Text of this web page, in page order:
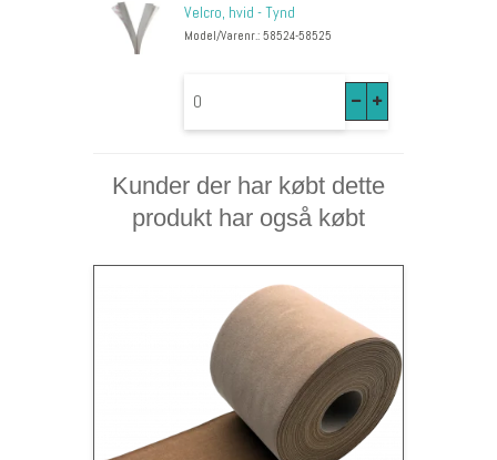
Velcro, hvid - Tynd
Model/Varenr.: 58524-58525
Kunder der har købt dette
produkt har også købt